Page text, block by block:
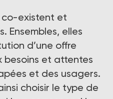
co-existent et
Ensembles, elles
d’une offre
besoins et attentes
et des usagers.
choisir le type de